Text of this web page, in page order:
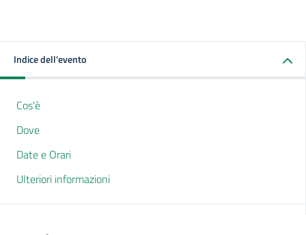
Indice dell'evento
Cos'è
Dove
Date e Orari
Ulteriori informazioni